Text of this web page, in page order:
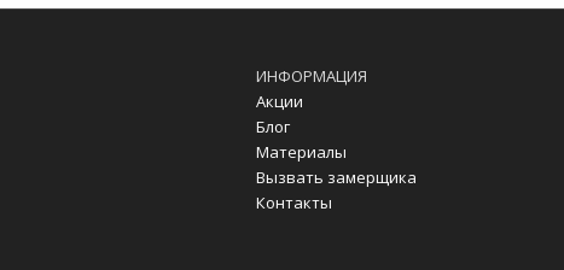
ИНФОРМАЦИЯ
Акции
Блог
Материалы
Вызвать замерщика
Контакты